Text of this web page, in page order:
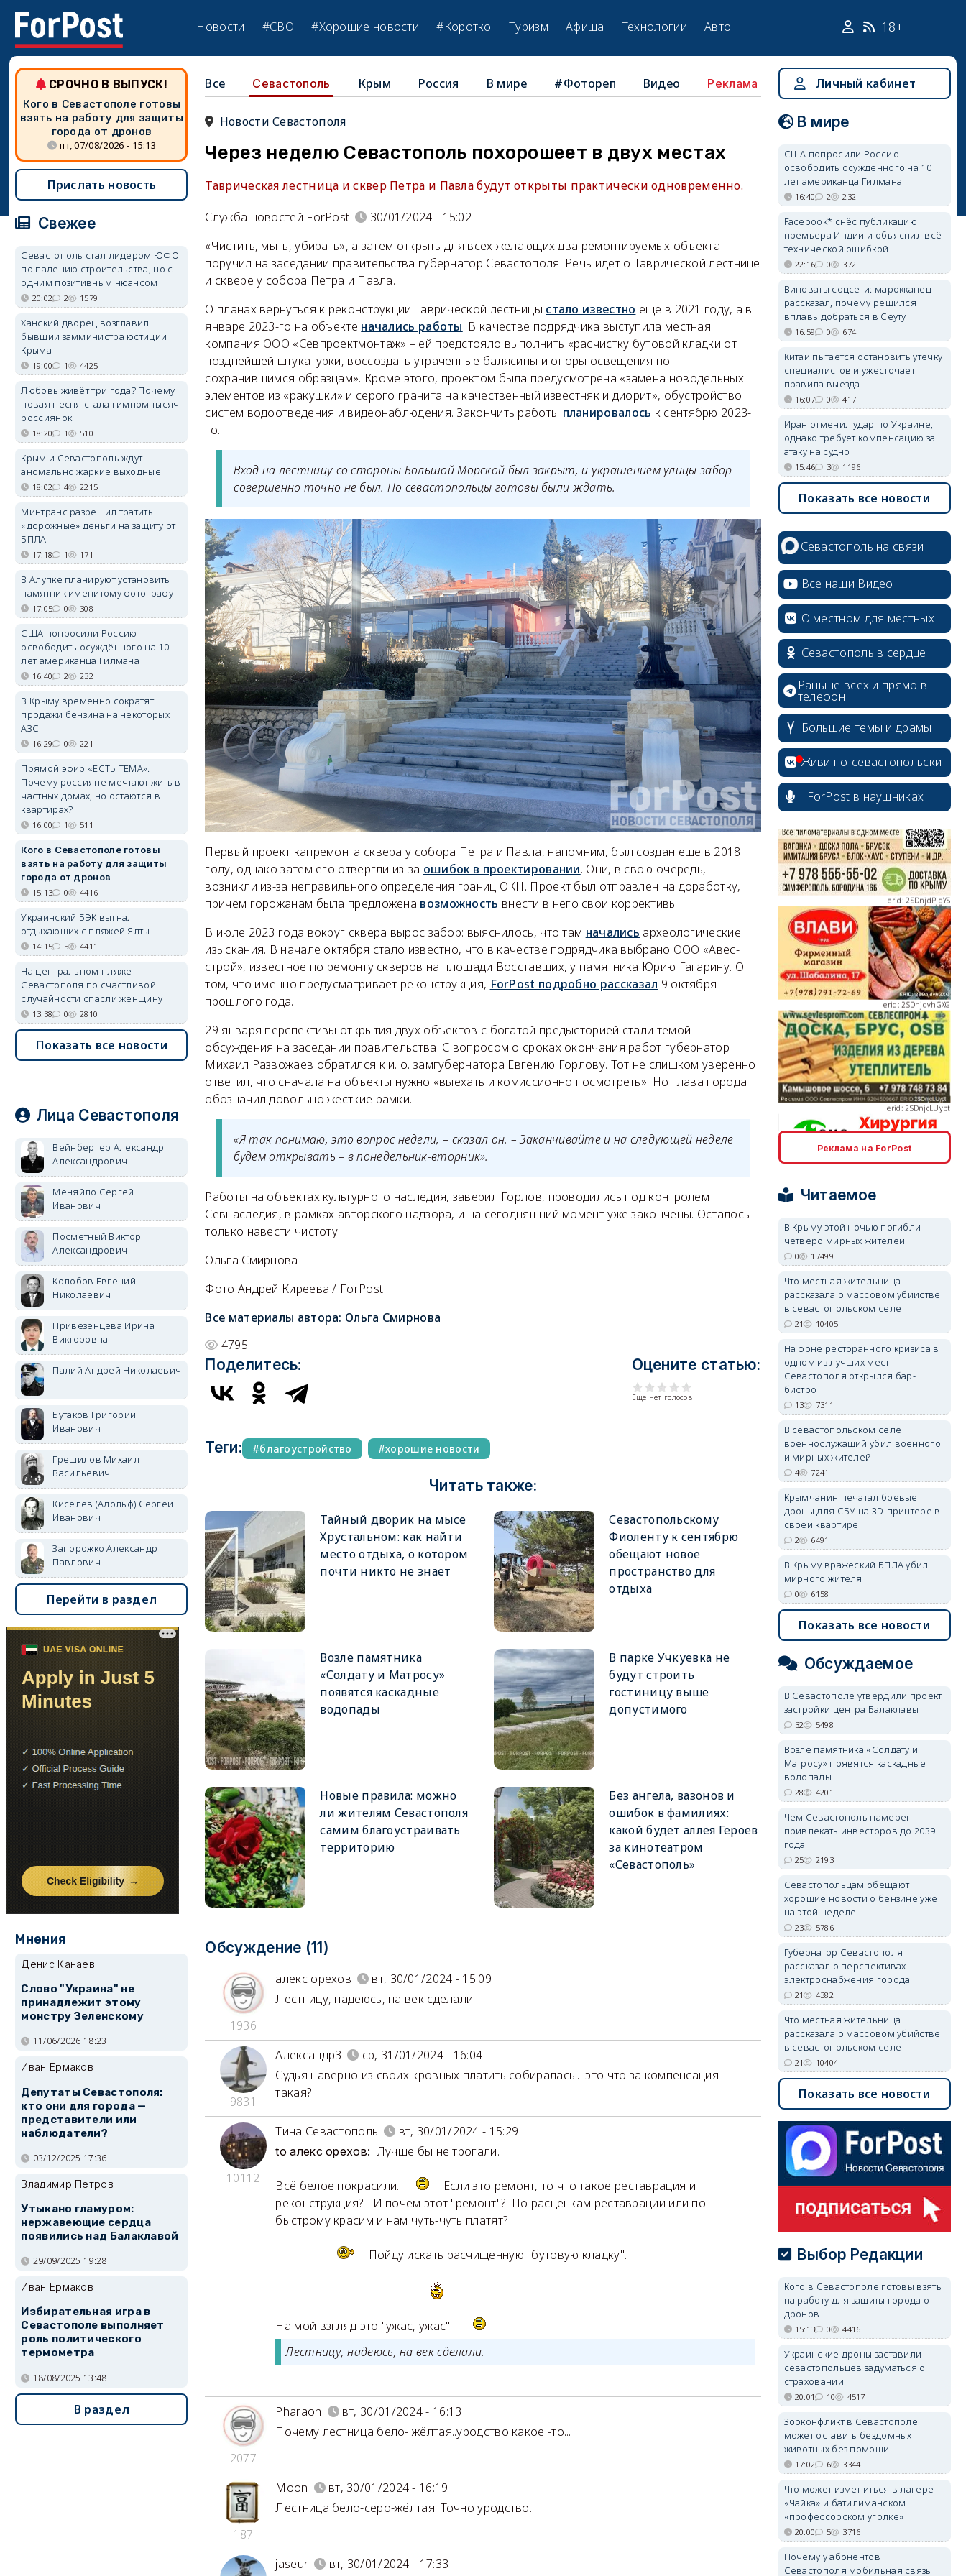
Новости #СВО #Хорошие новости #Коротко Туризм Афиша Технологии Авто 18+
Все Севастополь Крым Россия В мире #Фотореп Видео Реклама
Новости Севастополя
Через неделю Севастополь похорошеет в двух местах
Таврическая лестница и сквер Петра и Павла будут открыты практически одновременно.
Служба новостей ForPost
30/01/2024 - 15:02
«Чистить, мыть, убирать», а затем открыть для всех желающих два ремонтируемых объекта
поручил на заседании правительства губернатор Севастополя. Речь идет о Таврической лестнице
и сквере у собора Петра и Павла.
О планах вернуться к реконструкции Таврической лестницы стало известно еще в 2021 году, а в
январе 2023-го на объекте начались работы. В качестве подрядчика выступила местная
компания ООО «Севпроектмонтаж» – ей предстояло выполнить «расчистку бутовой кладки от
позднейшей штукатурки, воссоздать утраченные балясины и опоры освещения по
сохранившимся образцам». Кроме этого, проектом была предусмотрена «замена новодельных
элементов из «ракушки» и серого гранита на качественный известняк и диорит», обустройство
систем водоотведения и видеонаблюдения. Закончить работы планировалось к сентябрю 2023-
го.
Вход на лестницу со стороны Большой Морской был закрыт, и украшением улицы забор
совершенно точно не был. Но севастопольцы готовы были ждать.
Первый проект капремонта сквера у собора Петра и Павла, напомним, был создан еще в 2018
году, однако затем его отвергли из-за ошибок в проектировании. Они, в свою очередь,
возникли из-за неправильного определения границ ОКН. Проект был отправлен на доработку,
причем горожанам была предложена возможность внести в него свои коррективы.
В июле 2023 года вокруг сквера вырос забор: выяснилось, что там начались археологические
изыскания. В начале октября стало известно, что в качестве подрядчика выбрано ООО «Авес-
строй», известное по ремонту скверов на площади Восставших, у памятника Юрию Гагарину. О
том, что именно предусматривает реконструкция, ForPost подробно рассказал 9 октября
прошлого года.
29 января перспективы открытия двух объектов с богатой предысторией стали темой
обсуждения на заседании правительства. С вопросом о сроках окончания работ губернатор
Михаил Развожаев обратился к и. о. замгубернатора Евгению Горлову. Тот не слишком уверенно
ответил, что сначала на объекты нужно «выехать и комиссионно посмотреть». Но глава города
обозначил довольно жесткие рамки.
«Я так понимаю, это вопрос недели, – сказал он. – Заканчивайте и на следующей неделе
будем открывать – в понедельник-вторник».
Работы на объектах культурного наследия, заверил Горлов, проводились под контролем
Севнаследия, в рамках авторского надзора, и на сегодняшний момент уже закончены. Осталось
только навести чистоту.
Ольга Смирнова
Фото Андрей Киреева / ForPost
Все материалы автора: Ольга Смирнова
4795
Поделитесь: Оцените статью:
Еще нет голосов
Теги: благоустройство хорошие новости
Читать также:
Тайный дворик на мысе
Хрустальном: как найти
место отдыха, о котором
почти никто не знает
Севастопольскому
Фиоленту к сентябрю
обещают новое
пространство для
отдыха
Возле памятника
«Солдату и Матросу»
появятся каскадные
водопады
В парке Учкуевка не
будут строить
гостиницу выше
допустимого
Новые правила: можно
ли жителям Севастополя
самим благоустраивать
территорию
Без ангела, вазонов и
ошибок в фамилиях:
какой будет аллея Героев
за кинотеатром
«Севастополь»
Обсуждение (11)
1936
алекс орехов
вт, 30/01/2024 - 15:09
Лестницу, надеюсь, на век сделали.
9831
Александр3
ср, 31/01/2024 - 16:04
Судья наверно из своих кровных платить собиралась... это что за компенсация
такая?
10112
Тина Севастополь вт, 30/01/2024 - 15:29
to алекс орехов: Лучше бы не трогали.
Всё белое покрасили.
Если это ремонт, то что такое реставрация и
реконструкция? И почём этот "ремонт"? По расценкам реставрации или по
быстрому красим и нам чуть-чуть платят?
Пойду искать расчищенную "бутовую кладку".
На мой взгляд это "ужас, ужас".
Лестницу, надеюсь, на век сделали.
2077
Pharaon
вт, 30/01/2024 - 16:13
Почему лестница бело- жёлтая..уродство какое -то...
187
Moon
вт, 30/01/2024 - 16:19
Лестница бело-серо-жёлтая. Точно уродство.
jaseur вт, 30/01/2024 - 17:33
СРОЧНО В ВЫПУСК!
Кого в Севастополе готовы
взять на работу для защиты
города от дронов
пт, 07/08/2026 - 15:13
Прислать новость
Свежее
Севастополь стал лидером ЮФО
по падению строительства, но с
одним позитивным нюансом
20:02 2 1579
Ханский дворец возглавил
бывший замминистра юстиции
Крыма
19:00 1 4425
Любовь живёт три года? Почему
новая песня стала гимном тысяч
россиянок
18:20 1 510
Крым и Севастополь ждут
аномально жаркие выходные
18:02 4 2215
Минтранс разрешил тратить
«дорожные» деньги на защиту от
БПЛА
17:18 1 171
В Алупке планируют установить
памятник именитому фотографу
17:05 0 308
США попросили Россию
освободить осуждённого на 10
лет американца Гилмана
16:40 2 232
В Крыму временно сократят
продажи бензина на некоторых
АЗС
16:29 0 221
Прямой эфир «ЕСТЬ ТЕМА».
Почему россияне мечтают жить в
частных домах, но остаются в
квартирах?
16:00 1 511
Кого в Севастополе готовы
взять на работу для защиты
города от дронов
15:13 0 4416
Украинский БЭК выгнал
отдыхающих с пляжей Ялты
14:15 5 4411
На центральном пляже
Севастополя по счастливой
случайности спасли женщину
13:38 0 2810
Показать все новости
Лица Севастополя
Вейнбергер Александр
Александрович
Меняйло Сергей
Иванович
Посметный Виктор
Александрович
Колобов Евгений
Николаевич
Привезенцева Ирина
Викторовна
Палий Андрей Николаевич
Бутаков Григорий
Иванович
Грешилов Михаил
Васильевич
Киселев (Адольф) Сергей
Иванович
Запорожко Александр
Павлович
Перейти в раздел
Мнения
Денис Канаев
Слово "Украина" не
принадлежит этому
монстру Зеленскому
11/06/2026 18:23
Иван Ермаков
Депутаты Севастополя:
кто они для города —
представители или
наблюдатели?
03/12/2025 17:36
Владимир Петров
Утыкано гламуром:
нержавеющие сердца
появились над Балаклавой
29/09/2025 19:28
Иван Ермаков
Избирательная игра в
Севастополе выполняет
роль политического
термометра
18/08/2025 13:48
В раздел
Личный кабинет
В мире
США попросили Россию
освободить осуждённого на 10
лет американца Гилмана
16:40 2 232
Facebook* снёс публикацию
премьера Индии и объяснил всё
технической ошибкой
22:16 0 372
Виноваты соцсети: марокканец
рассказал, почему решился
вплавь добраться в Сеуту
16:59 0 674
Китай пытается остановить утечку
специалистов и ужесточает
правила выезда
16:07 0 417
Иран отменил удар по Украине,
однако требует компенсацию за
атаку на судно
15:46 3 1196
Показать все новости
Севастополь на связи
Все наши Видео
О местном для местных
Севастополь в сердце
Раньше всех и прямо в
телефон
Большие темы и драмы
Живи по-севастопольски
ForPost в наушниках
erid: 2SDnjcrDNw6
erid: 2SDnjdPjgYS
erid: 2SDnjdvhGXG
erid: 2SDnjcLUypt
erid: 2SDnjcrDNw6
erid: 2SDnjdPjgYS
erid: 2SDnjdvhGXG
Реклама на ForPost
Читаемое
В Крыму этой ночью погибли
четверо мирных жителей
0 17499
Что местная жительница
рассказала о массовом убийстве
в севастопольском селе
21 10405
На фоне ресторанного кризиса в
одном из лучших мест
Севастополя открылся бар-
бистро
13 7311
В севастопольском селе
военнослужащий убил военного
и мирных жителей
4 7241
Крымчанин печатал боевые
дроны для СБУ на 3D-принтере в
своей квартире
2 6491
В Крыму вражеский БПЛА убил
мирного жителя
0 6158
Показать все новости
Обсуждаемое
В Севастополе утвердили проект
застройки центра Балаклавы
32 5498
Возле памятника «Солдату и
Матросу» появятся каскадные
водопады
28 4201
Чем Севастополь намерен
привлекать инвесторов до 2039
года
25 2193
Севастопольцам обещают
хорошие новости о бензине уже
на этой неделе
23 5786
Губернатор Севастополя
рассказал о перспективах
электроснабжения города
21 4382
Что местная жительница
рассказала о массовом убийстве
в севастопольском селе
21 10404
Показать все новости
Выбор Редакции
Кого в Севастополе готовы взять
на работу для защиты города от
дронов
15:13 0 4416
Украинские дроны заставили
севастопольцев задуматься о
страховании
20:01 10 4517
Зооконфликт в Севастополе
может оставить бездомных
животных без помощи
17:02 6 3344
Что может измениться в лагере
«Чайка» и батилиманском
«профессорском уголке»
20:00 5 3716
Почему у абонентов
Севастополя мобильная связь